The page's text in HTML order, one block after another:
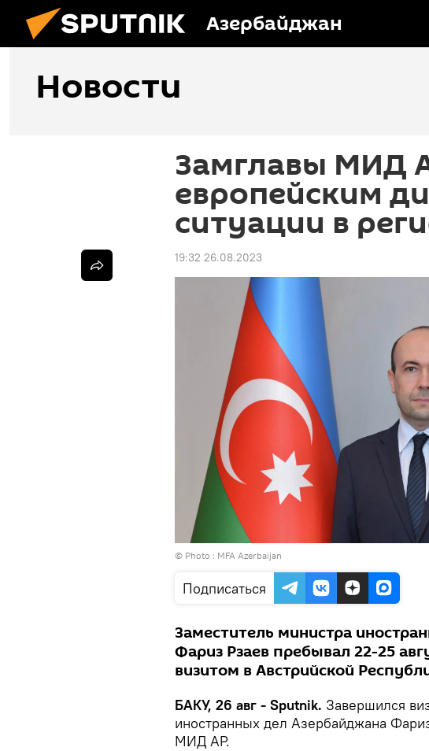
Азербайджан
Новости
Замглавы МИД
европейским
ситуации в
19:32 26.08.2023
© Photo : MFA Azerbaijan
Подписаться
Заместитель министра
Фариз Рзаев пребывал 22-25
визитом в Австрийской
БАКУ, 26 авг - Sputnik. Завершился
иностранных дел Азербайджана
МИД АР.